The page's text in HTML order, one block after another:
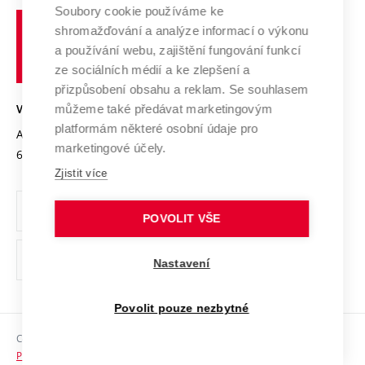
Výzkumné infrastruktury
Transfer znalostí
Open Science
Projekty
Projekty ze strukturálních fondů
Specifický výzkum
Spolupráce se školami
Služby univerzity
Mezinárodní dohody
Univerzitní sítě
Profil univerzity
Udržitelná univerzita
Podnikavá univerzita / ContriBUTe
Bezpečná univerzita
Vyznamenání
Organizační struktura
Ochrana osobních údajů
odkaz)
Sociální bezpečí
učení
technické
VYSOKÉ UČENÍ TECHNICKÉ V BRNĚ
Antonínská 548/1
602 00 Brno
www.vut.cz
vut@vutbr.cz
Copyright © 2026 VUT
Prohlášení o přístupnosti
Soubory cookie používáme ke
shromažďování a analýze informací o výkonu
a používání webu, zajištění fungování funkcí
ze sociálních médií a ke zlepšení a
přizpůsobení obsahu a reklam. Se souhlasem
můžeme také předávat marketingovým
platformám některé osobní údaje pro
marketingové účely.
Zjistit více
POVOLIT VŠE
Nastavení
Povolit pouze nezbytné